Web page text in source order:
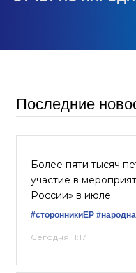
Последние
Более пяти тысяч
участие в
России» в июле
#сторонникиЕР
Сегодня 11:17